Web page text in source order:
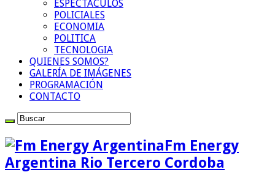
ESPECTACULOS
POLICIALES
ECONOMIA
POLITICA
TECNOLOGIA
QUIENES SOMOS?
GALERÍA DE IMÁGENES
PROGRAMACIÓN
CONTACTO
Fm Energy
Argentina Rio Tercero Cordoba